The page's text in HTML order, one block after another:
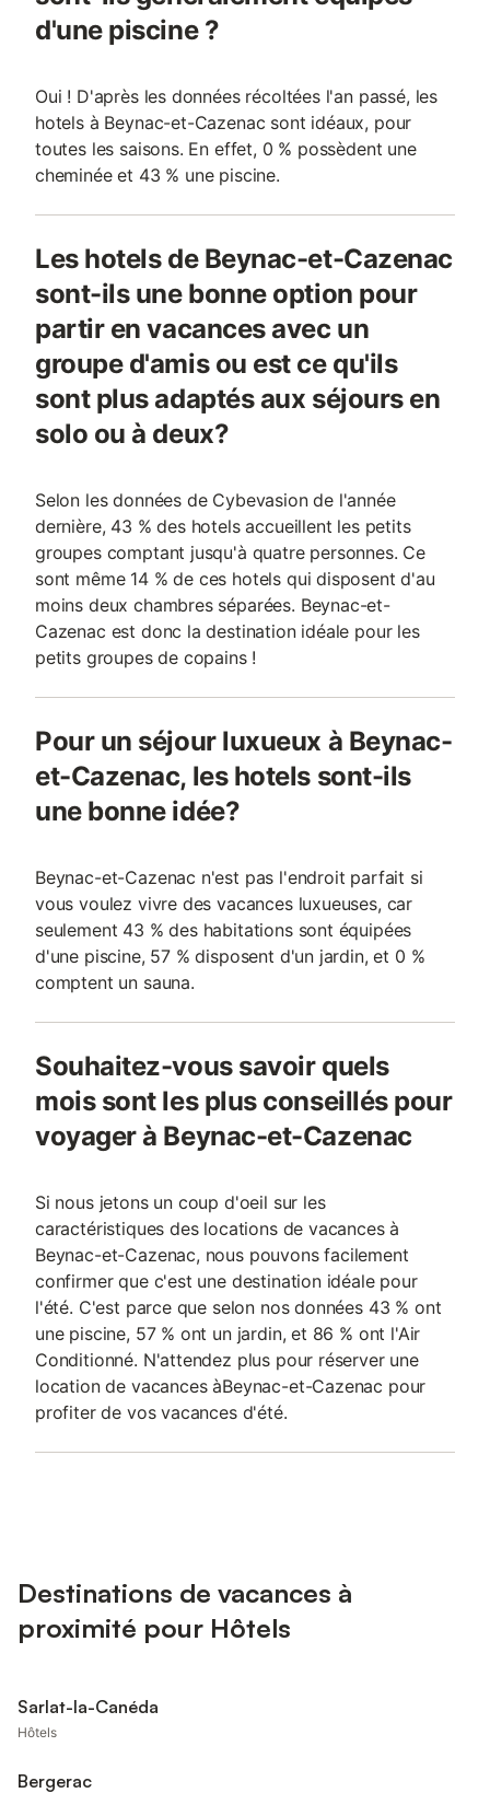
d'une piscine ?
Oui ! D'après les données récoltées l'an passé, les
hotels à Beynac-et-Cazenac sont idéaux, pour
toutes les saisons. En effet, 0 % possèdent une
cheminée et 43 % une piscine.
Les hotels de Beynac-et-Cazenac
sont-ils une bonne option pour
partir en vacances avec un
groupe d'amis ou est ce qu'ils
sont plus adaptés aux séjours en
solo ou à deux?
Selon les données de Cybevasion de l'année
dernière, 43 % des hotels accueillent les petits
groupes comptant jusqu'à quatre personnes. Ce
sont même 14 % de ces hotels qui disposent d'au
moins deux chambres séparées. Beynac-et-
Cazenac est donc la destination idéale pour les
petits groupes de copains !
Pour un séjour luxueux à Beynac-
et-Cazenac, les hotels sont-ils
une bonne idée?
Beynac-et-Cazenac n'est pas l'endroit parfait si
vous voulez vivre des vacances luxueuses, car
seulement 43 % des habitations sont équipées
d'une piscine, 57 % disposent d'un jardin, et 0 %
comptent un sauna.
Souhaitez-vous savoir quels
mois sont les plus conseillés pour
voyager à Beynac-et-Cazenac
Si nous jetons un coup d'oeil sur les
caractéristiques des locations de vacances à
Beynac-et-Cazenac, nous pouvons facilement
confirmer que c'est une destination idéale pour
l'été. C'est parce que selon nos données 43 % ont
une piscine, 57 % ont un jardin, et 86 % ont l'Air
Conditionné. N'attendez plus pour réserver une
location de vacances àBeynac-et-Cazenac pour
profiter de vos vacances d'été.
Destinations de vacances à
proximité pour Hôtels
Sarlat-la-Canéda
Hôtels
Bergerac